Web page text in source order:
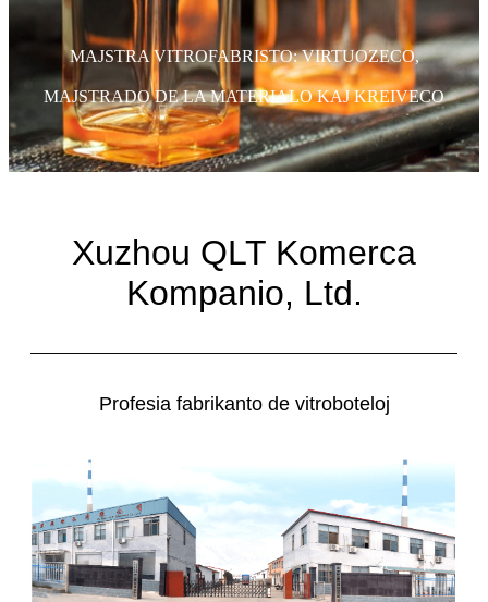
MAJSTRA VITROFABRISTO: VIRTUOZECO,
MAJSTRADO DE LA MATERIALO KAJ KREIVECO
Xuzhou QLT Komerca
Kompanio, Ltd.
Profesia fabrikanto de vitroboteloj